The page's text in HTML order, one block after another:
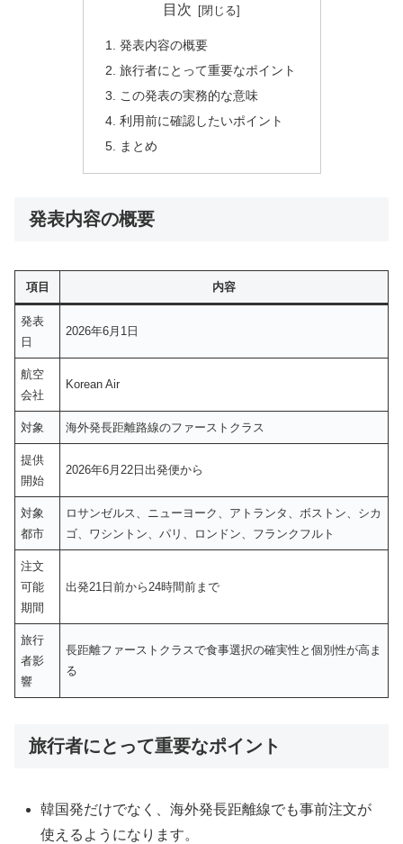
目次
発表内容の概要
旅行者にとって重要なポイント
この発表の実務的な意味
利用前に確認したいポイント
まとめ
発表内容の概要
項目 内容
発表
日
2026年6月1日
航空
会社
Korean Air
対象 海外発長距離路線のファーストクラス
提供
開始
2026年6月22日出発便から
対象
都市
ロサンゼルス、ニューヨーク、アトランタ、ボストン、シカ
ゴ、ワシントン、パリ、ロンドン、フランクフルト
注文
可能
期間
出発21日前から24時間前まで
旅行
者影
響
長距離ファーストクラスで食事選択の確実性と個別性が高ま
る
旅行者にとって重要なポイント
韓国発だけでなく、海外発長距離線でも事前注文が
使えるようになります。